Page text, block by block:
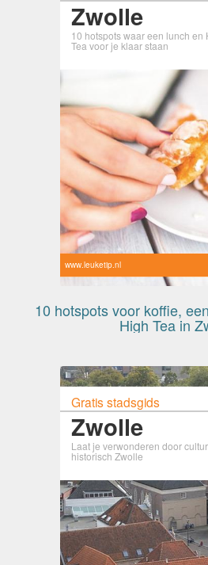
Zwolle
10 hotspots waar een lunch en
Tea voor je klaar staan
www.leuketip.nl
10 hotspots voor koffie,
High Tea in
Gratis stadsgids
Zwolle
Laat je verwonderen door
historisch Zwolle